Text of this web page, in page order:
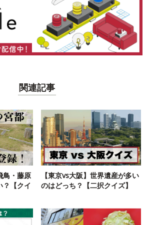
関連記事
鳥・藤原
？【クイ
【東京vs大阪】世界遺産が多い
のはどっち？【二択クイズ】